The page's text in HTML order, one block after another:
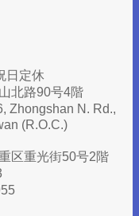
日定休
北路90号4階
Zhongshan N. Rd.,
(R.O.C.)​
区重光街50号2階